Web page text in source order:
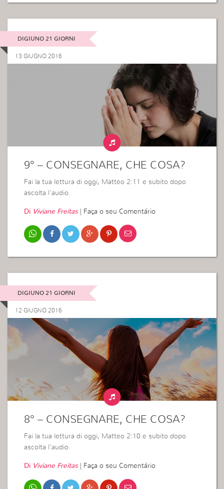
DIGIUNO 21 GIORNI
13 GIUGNO 2016
9° – CONSEGNARE, CHE COSA?
Fai la tua lettura di oggi, Matteo 2:11 e subito dopo
ascolta l’audio.
Di Viviane Freitas| Faça o seu Comentário
DIGIUNO 21 GIORNI
12 GIUGNO 2016
8° – CONSEGNARE, CHE COSA?
Fai la tua lettura di oggi, Matteo 2:10 e subito dopo
ascolta l’audio.
Di Viviane Freitas| Faça o seu Comentário